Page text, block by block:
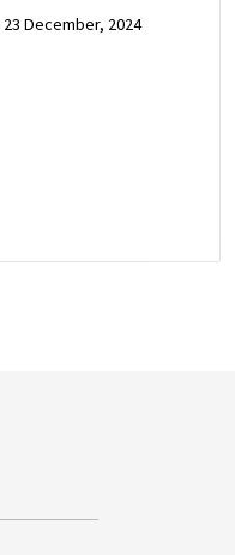
23 December, 2024